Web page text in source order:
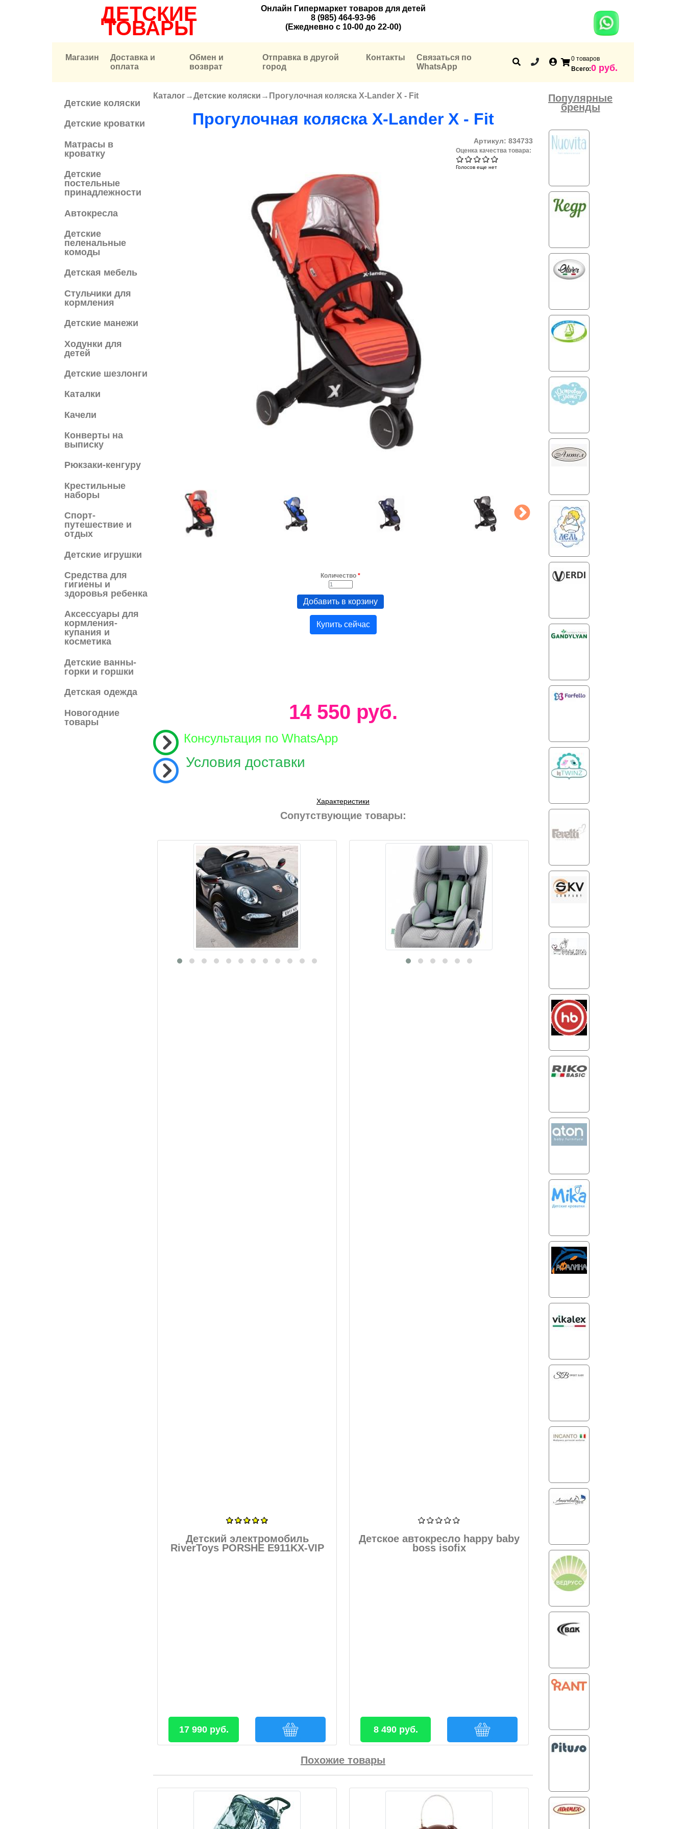
ДЕТСКИЕ
ТОВАРЫ
Онлайн Гипермаркет товаров для детей
8 (985) 464-93-96
(Ежедневно с 10-00 до 22-00)
Магазин
Доставка и
оплата
Обмен и
возврат
Отправка в другой
город
Контакты
Связаться по
WhatsApp
0 товаров
Всего:0 руб.
Детские коляски
Детские кроватки
Матрасы в
кроватку
Детские
постельные
принадлежности
Автокресла
Детские
пеленальные
комоды
Детская мебель
Cтульчики для
кормления
Детские манежи
Ходунки для
детей
Детские шезлонги
Каталки
Качели
Конверты на
выписку
Рюкзаки-кенгуру
Крестильные
наборы
Спорт-
путешествие и
отдых
Детские игрушки
Средства для
гигиены и
здоровья ребенка
Аксессуары для
кормления-
купания и
косметика
Детские ванны-
горки и горшки
Детская одежда
Новогодние
товары
Вы здесь
Каталог→Детские коляски → Прогулочная коляска X-Lander X - Fit
Прогулочная коляска X-Lander X - Fit
Артикул: 834733
Оценка качества товара:
Голосов еще нет
Количество *
Купить сейчас
14 550 руб.
Консультация по WhatsApp
Условия доставки
Характеристики
Сопутствующие товары:
Детский электромобиль
RiverToys PORSHE E911KX-VIP
17 990 руб.
Детское автокресло happy baby
boss isofix
8 490 руб.
Похожие товары
Популярные
бренды